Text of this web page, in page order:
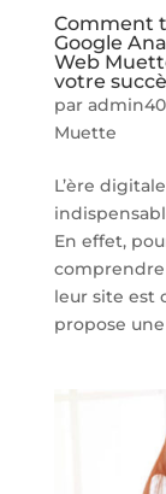
Comment
Google
Web
votre
par
Muette
L’ère
En effet,
leur site est
propose